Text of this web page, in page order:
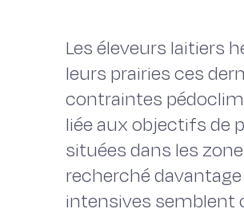
Les éleveurs laitiers
leurs prairies ces
contraintes
liée aux objectifs de
situées dans les
recherché
intensives semblent